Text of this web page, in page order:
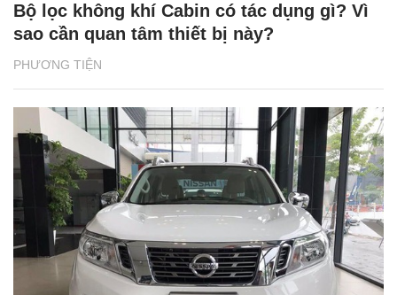
PHƯƠNG TIỆN
Bộ lọc không khí Cabin có tác dụng gì? Vì
sao cần quan tâm thiết bị này?